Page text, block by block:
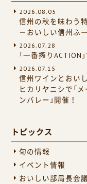
2026.08.05
信州の秋を味わう
－おいしい信州ふ
2026.07.28
「一番搾りACTION
2026.07.15
信州ワインとおい
ヒカリヤニシで「
ンバレー」開催！
トピックス
旬の情報
イベント情報
おいしい部局長会議